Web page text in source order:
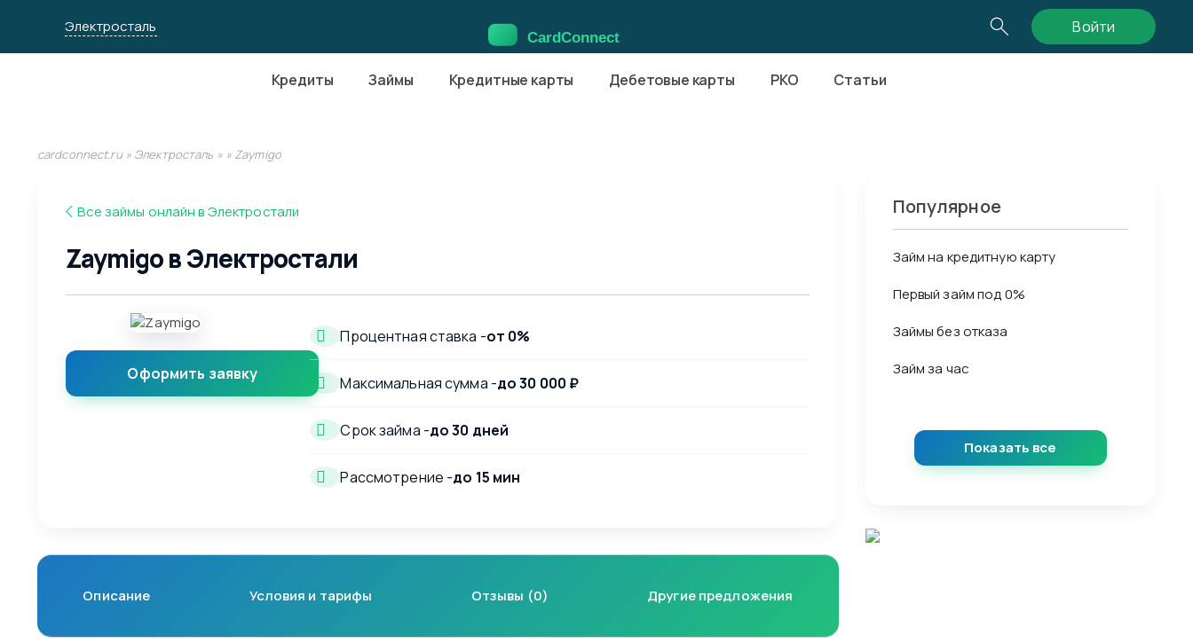
Электросталь Войти
Кредиты Займы Кредитные карты Дебетовые карты РКО Статьи
cardconnect.ru» Электросталь » » Zaymigo
Все займы онлайн в Электростали
Zaymigo в Электростали
Оформить заявку
Процентная ставка -от 0%
Максимальная сумма -до 30 000 ₽
Срок займа -до 30 дней
Рассмотрение -до 15 мин
Описание Условия и тарифы Отзывы (0) Другие предложения
Популярное
Займ на кредитную карту
Первый займ под 0%
Займы без отказа
Займ за час
Показать все